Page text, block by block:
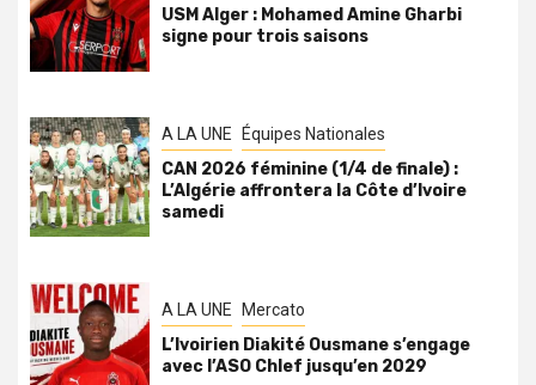
USM Alger : Mohamed Amine Gharbi
signe pour trois saisons
A LA UNE Équipes Nationales
CAN 2026 féminine (1/4 de finale) :
L’Algérie affrontera la Côte d’Ivoire
samedi
A LA UNE Mercato
L’Ivoirien Diakité Ousmane s’engage
avec l’ASO Chlef jusqu’en 2029